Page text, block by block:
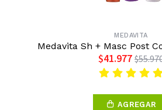
MEDAVITA
Medavita Sh + Masc Post
$41.977
AGREGAR